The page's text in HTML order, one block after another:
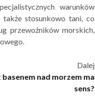
warunków
stosunkowo tani, co
przewoźników morskich,
Dalej
nad morzem ma
sens?